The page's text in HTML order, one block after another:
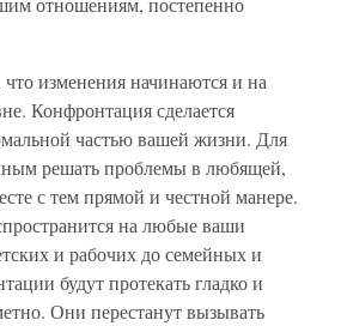
изменения начинаются и на
Конфронтация сделается
частью вашей жизни. Для
решать проблемы в любящей,
с тем прямой и честной манере.
на любые ваши
и рабочих до семейных и
будут протекать гладко и
Они перестанут вызывать